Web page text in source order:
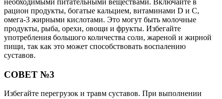
рацион продукты, богатые кальцием, витаминами D и С,
омега-3 жирными кислотами. Это могут быть молочные
продукты, рыба, орехи, овощи и фрукты. Избегайте
употребления большого количества соли, жареной и жирной
пищи, так как это может способствовать воспалению
суставов.
СОВЕТ №3
Избегайте перегрузок и травм суставов. При выполнении